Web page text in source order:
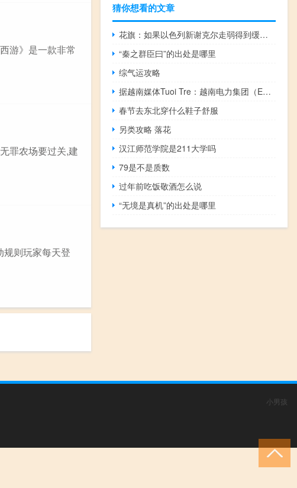
游》是一款非常
罪农场要过关,建
规则玩家每天登
猜你想看的文章
花旗：如果以色列新谢克尔走弱得到缓解以色列央行可能会进入宽松周期
“秦之群臣曰”的出处是哪里
综气运攻略
据越南媒体Tuoi Tre：越南电力集团（EVN）预计2024-2025年北部地区将面临电力短缺风险
春节去东北穿什么鞋子舒服
另类攻略 落花
汉江师范学院是211大学吗
79是不是质数
过年前吃饭敬酒怎么说
“无境是真机”的出处是哪里
小男孩